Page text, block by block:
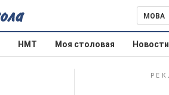
МОВА
НМТ Моя столовая Новости